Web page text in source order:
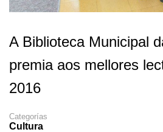
A Biblioteca Municipal
premia aos mellores
2016
Categorías
Cultura